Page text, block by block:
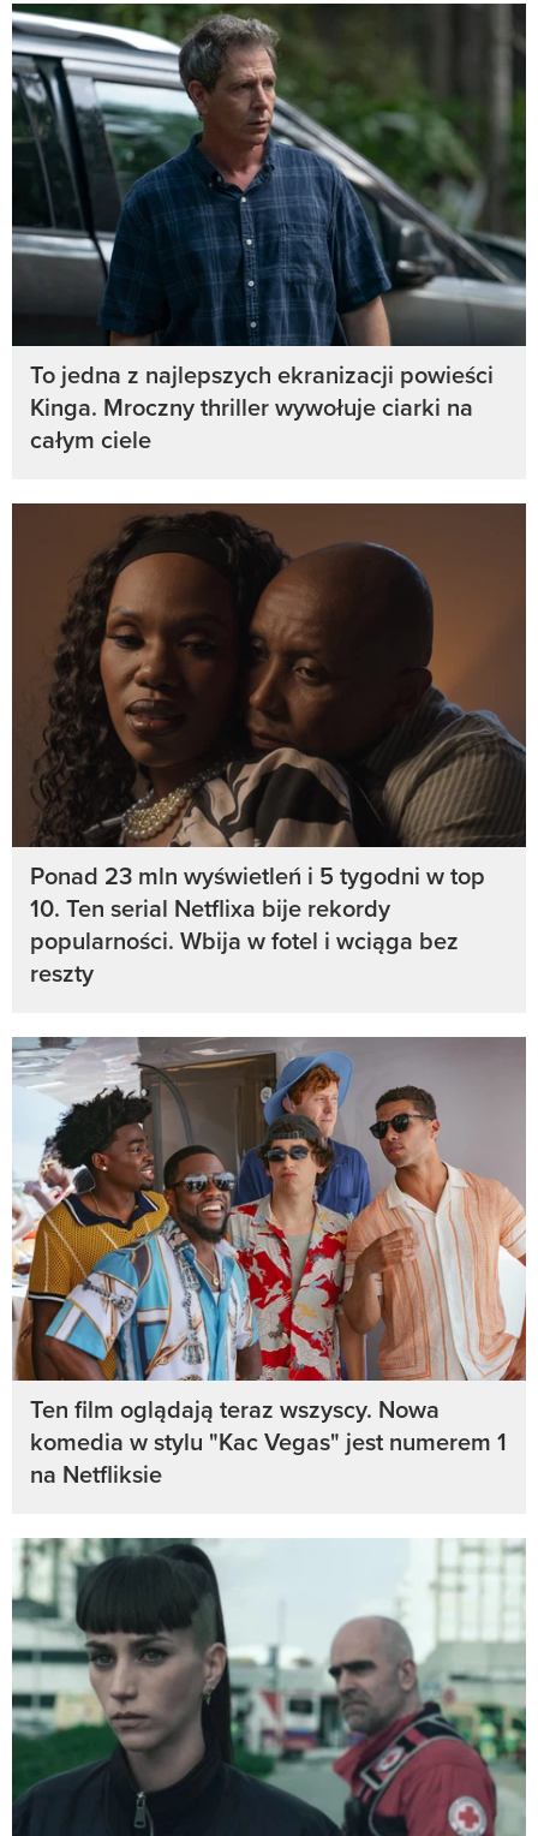
To jedna z najlepszych ekranizacji powieści
Kinga. Mroczny thriller wywołuje ciarki na
całym ciele
Ponad 23 mln wyświetleń i 5 tygodni w top
10. Ten serial Netflixa bije rekordy
popularności. Wbija w fotel i wciąga bez
reszty
Ten film oglądają teraz wszyscy. Nowa
komedia w stylu "Kac Vegas" jest numerem 1
na Netfliksie